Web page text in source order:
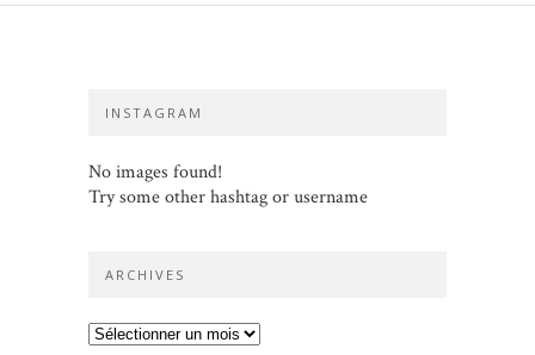
INSTAGRAM
No images found!
Try some other hashtag or username
ARCHIVES
Archives